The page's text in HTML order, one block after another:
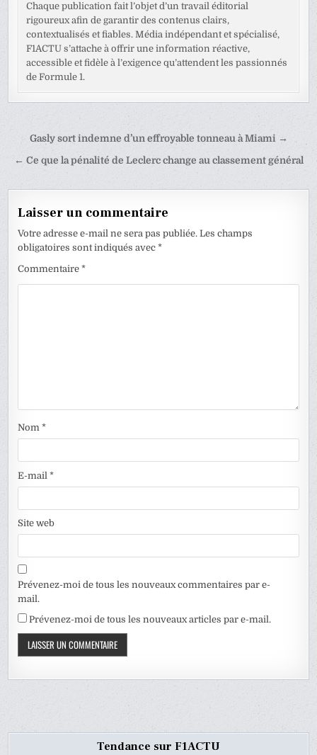
Chaque publication fait l’objet d’un travail éditorial
rigoureux afin de garantir des contenus clairs,
contextualisés et fiables. Média indépendant et spécialisé,
F1ACTU s’attache à offrir une information réactive,
accessible et fidèle à l’exigence qu’attendent les passionnés
de Formule 1.
Navigation
de
Gasly sort indemne d’un effroyable tonneau à Miami →
← Ce que la pénalité de Leclerc change au classement général
Laisser un commentaire
Votre adresse e-mail ne sera pas publiée. Les champs
obligatoires sont indiqués avec*
Commentaire*
Nom*
E-mail*
Site web
Prévenez-moi de tous les nouveaux commentaires par e-
mail.
Prévenez-moi de tous les nouveaux articles par e-mail.
Tendance sur F1ACTU